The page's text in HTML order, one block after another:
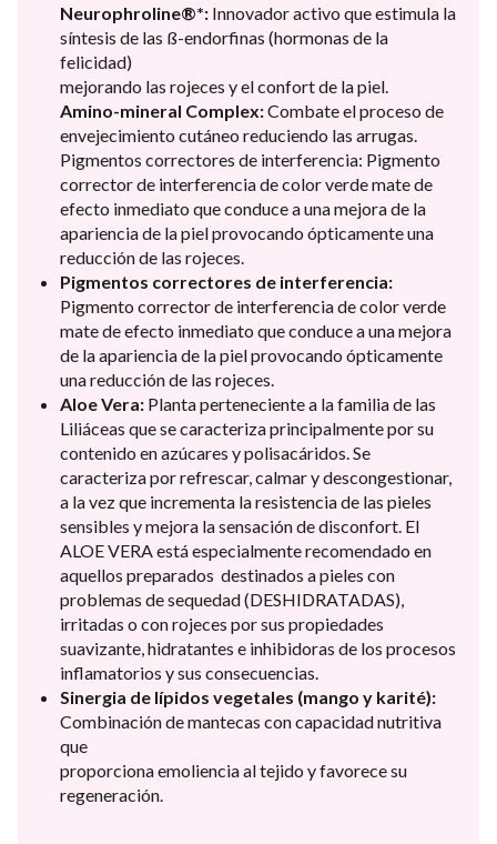
Neurophroline®*: Innovador activo que estimula la
síntesis de las ß-endorfinas (hormonas de la
felicidad)
mejorando las rojeces y el confort de la piel.
Amino-mineral Complex:Combate el proceso de
envejecimiento cutáneo reduciendo las arrugas.
Pigmentos correctores de interferencia: Pigmento
corrector de interferencia de color verde mate de
efecto inmediato que conduce a una mejora de la
apariencia de la piel provocando ópticamente una
reducción de las rojeces.
Pigmentos correctores de interferencia:
Pigmento corrector de interferencia de color verde
mate de efecto inmediato que conduce a una mejora
de la apariencia de la piel provocando ópticamente
una reducción de las rojeces.
Aloe Vera: Planta perteneciente a la familia de las
Liliáceas que se caracteriza principalmente por su
contenido en azúcares y polisacáridos. Se
caracteriza por refrescar, calmar y descongestionar,
a la vez que incrementa la resistencia de las pieles
sensibles y mejora la sensación de disconfort. El
ALOE VERA está especialmente recomendado en
aquellos preparados destinados a pieles con
problemas de sequedad (DESHIDRATADAS),
irritadas o con rojeces por sus propiedades
suavizante, hidratantes e inhibidoras de los procesos
inflamatorios y sus consecuencias.
Sinergia de lípidos vegetales (mango y karité):
Combinación de mantecas con capacidad nutritiva
que
proporciona emoliencia al tejido y favorece su
regeneración.